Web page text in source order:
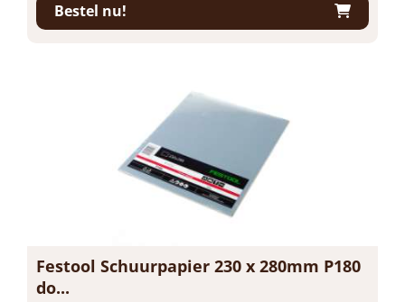
Bestel nu!
Festool Schuurpapier 230 x 280mm P180
do...